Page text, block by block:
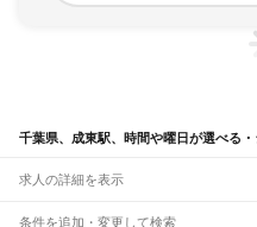
千葉県、成東駅、時間や曜日が選べる
求人の詳細を表示
条件を追加・変更して検索